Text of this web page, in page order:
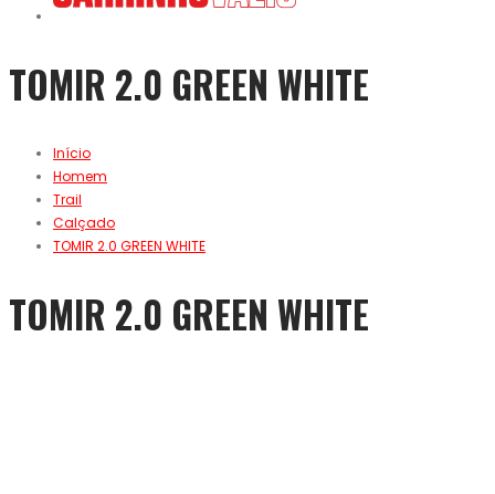
TOMIR 2.0 GREEN WHITE
Início
Homem
Trail
Calçado
TOMIR 2.0 GREEN WHITE
TOMIR 2.0 GREEN WHITE